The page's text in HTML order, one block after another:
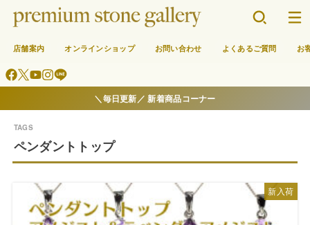
店舗案内 オンラインショップ お問い合わせ よくあるご質問 お
＼毎日更新／ 新着商品コーナー
ペンダントトップ
新入荷